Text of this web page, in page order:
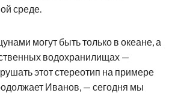
среде.
могут быть только в океане, а
водохранилищах —
этот стереотип на примере
Иванов, — сегодня мы